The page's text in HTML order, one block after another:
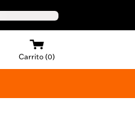
Carrito (0)